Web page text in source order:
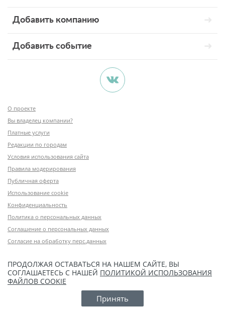
Добавить компанию
Добавить событие
О проекте
Вы владелец компании?
Платные услуги
Редакции по городам
Условия использования сайта
Правила модерирования
Публичная оферта
Использование cookie
Конфиденциальность
Политика о персональных данных
Соглашение о персональных данных
Согласие на обработку перс.данных
ПРОДОЛЖАЯ ОСТАВАТЬСЯ НА НАШЕМ САЙТЕ, ВЫ
СОГЛАШАЕТЕСЬ С НАШЕЙ ПОЛИТИКОЙ ИСПОЛЬЗОВАНИЯ
ФАЙЛОВ COOKIE
Принять